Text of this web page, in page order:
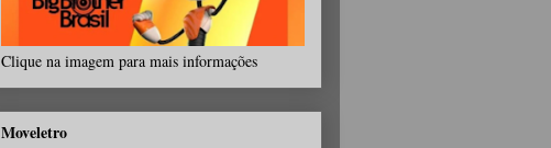
Clique na imagem para mais informações
Moveletro